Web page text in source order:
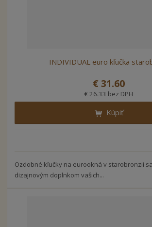
INDIVIDUAL euro kľučka
€ 31.60
€ 26.33 bez DPH
Kúpiť
Ozdobné kľučky na eurookná v starobronzii
dizajnovým doplnkom vašich...